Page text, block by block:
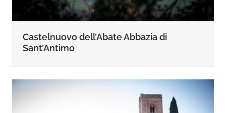
Castelnuovo dell’Abate Abbazia di
Sant’Antimo